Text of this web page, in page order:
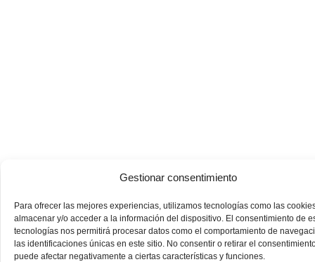
Gestionar consentimiento
Para ofrecer las mejores experiencias, utilizamos tecnologías como las
almacenar y/o acceder a la información del dispositivo. El consentimiento de
tecnologías nos permitirá procesar datos como el comportamiento de
las identificaciones únicas en este sitio. No consentir o retirar el
puede afectar negativamente a ciertas características y funciones.